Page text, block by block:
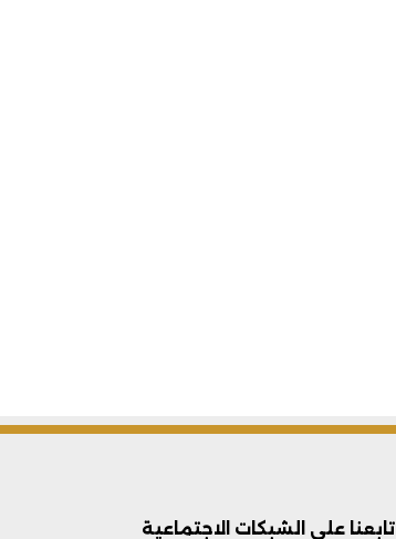
تابعنا على الشبكات الاجتماعية